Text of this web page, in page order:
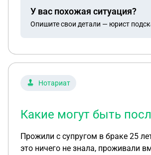
У вас похожая ситуация?
Опишите свои детали — юрист
Нотариат
Какие могут быть
Прожили с супругом в браке 25
это ничего не знала, проживали